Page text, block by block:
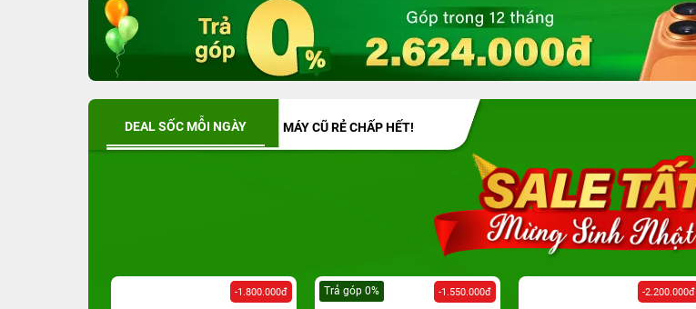
DEAL SỐC MỖI NGÀY MÁY CŨ RẺ CHẤP HẾT!
-1.800.000đ Trả góp 0% -1.550.000đ -2.200.000đ